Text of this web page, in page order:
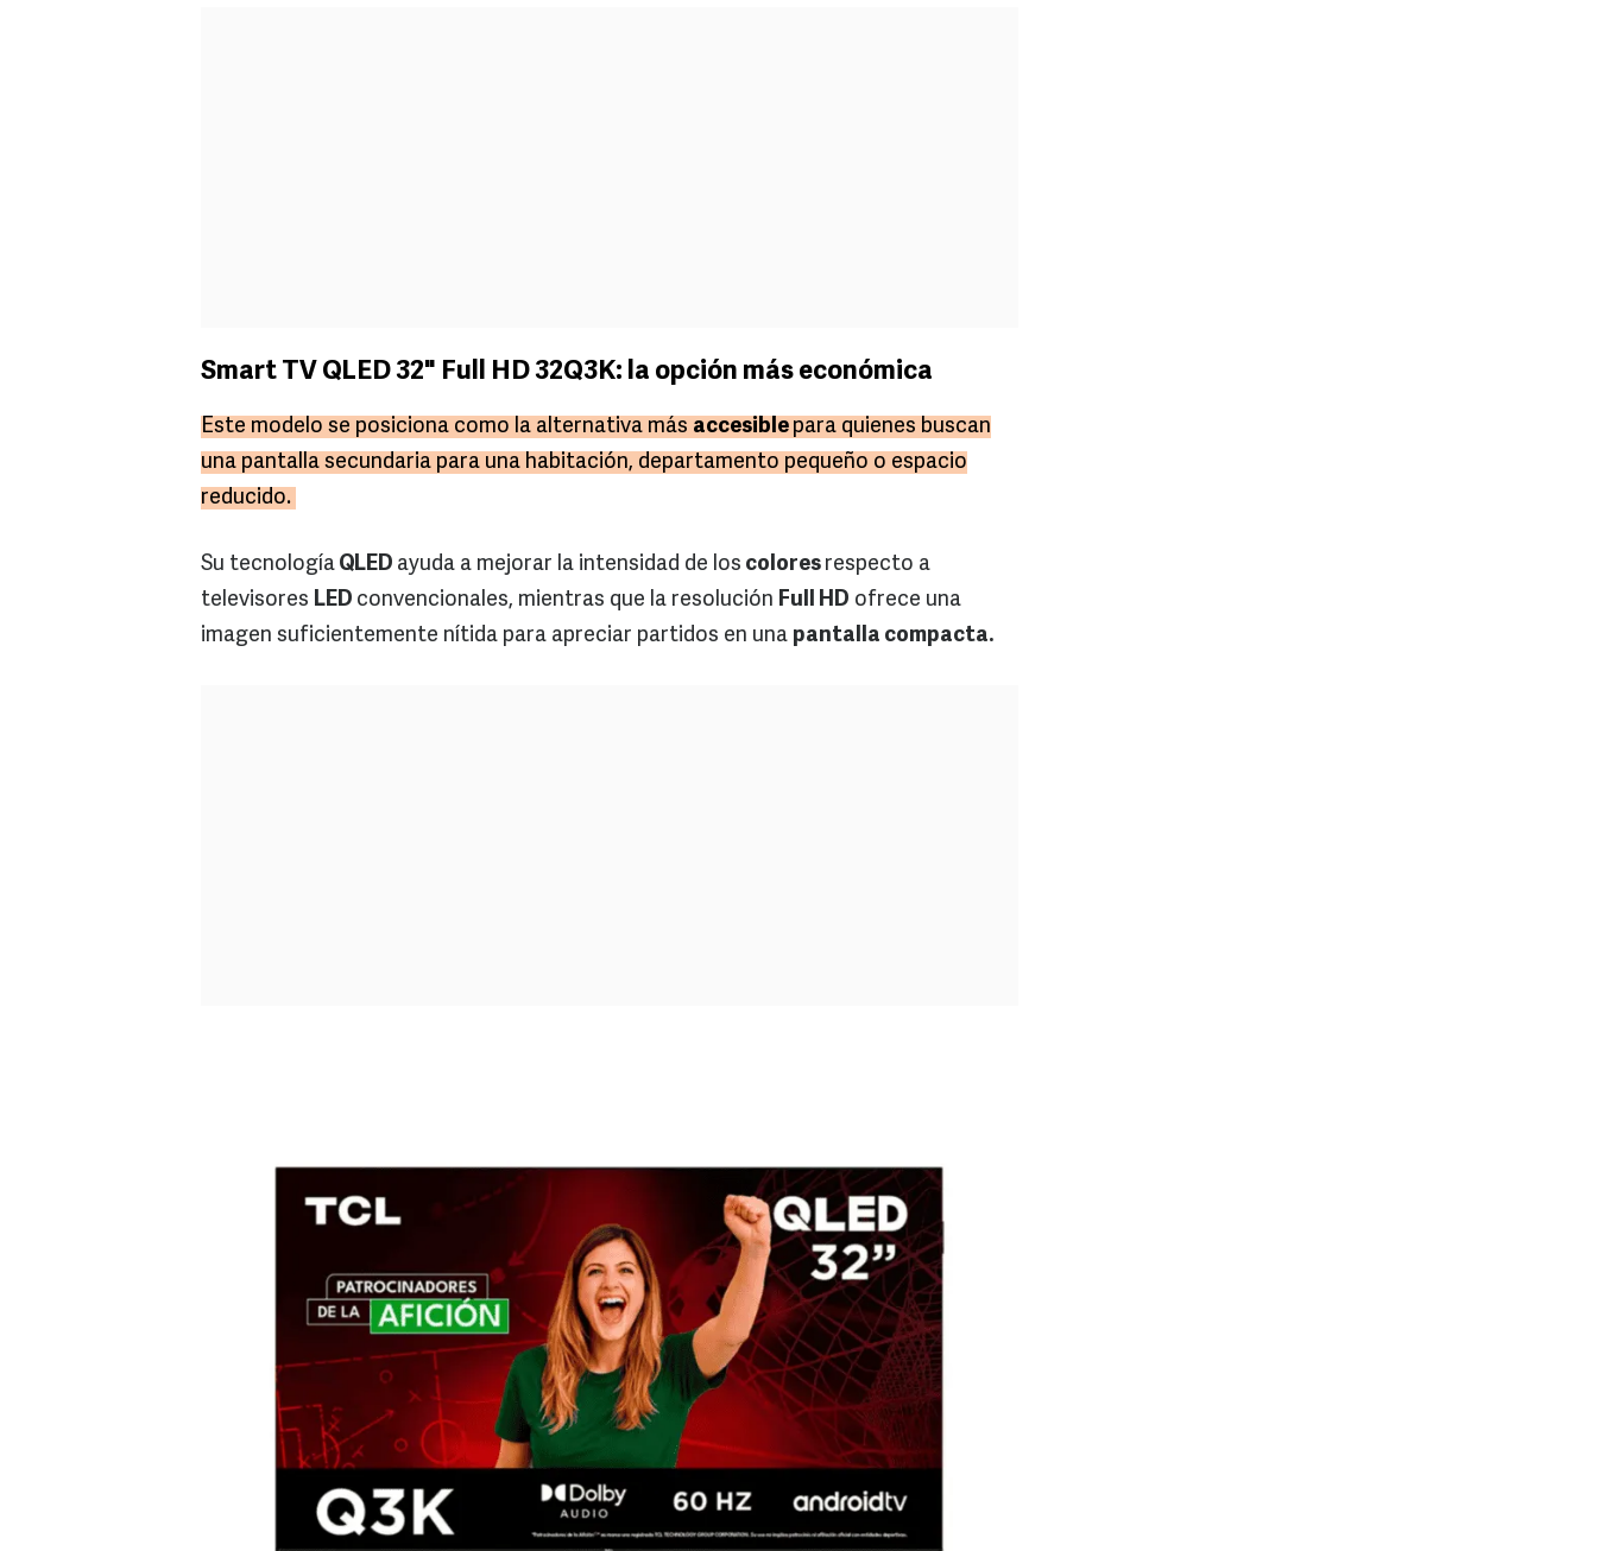
Smart TV QLED 32" Full HD 32Q3K: la opción más económica
Este modelo se posiciona como la alternativa más accesible para quienes buscan
una pantalla secundaria para una habitación, departamento pequeño o espacio
reducido.
Su tecnología QLED ayuda a mejorar la intensidad de los colores respecto a
televisores LED convencionales, mientras que la resolución Full HD ofrece una
imagen suficientemente nítida para apreciar partidos en una pantalla compacta.